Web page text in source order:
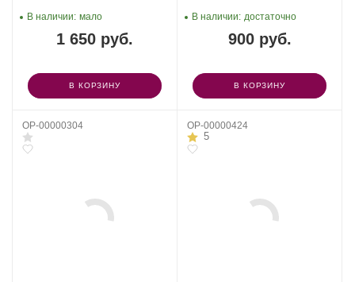
1 650 руб.
В наличии: мало
В КОРЗИНУ
900 руб.
В наличии: достаточно
В КОРЗИНУ
OP-00000304 OP-00000424
5